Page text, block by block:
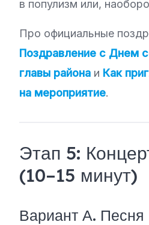
в популизм или,
Про официальные
Поздравление с Днем
главы района и Как
на мероприятие.
Этап 5:
(10–15 минут)
Вариант А.